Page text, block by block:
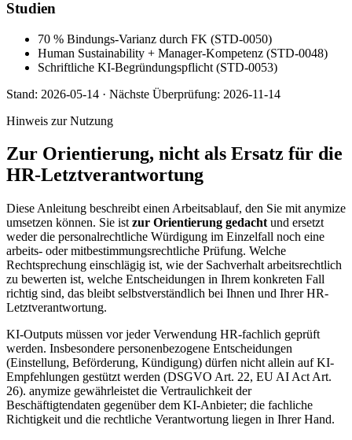
Studien
70 % Bindungs-Varianz durch FK (STD-0050)
Human Sustainability + Manager-Kompetenz (STD-0048)
Schriftliche KI-Begründungspflicht (STD-0053)
Stand: 2026-05-14 · Nächste Überprüfung: 2026-11-14
Hinweis zur Nutzung
Zur Orientierung, nicht als Ersatz für die
HR-Letztverantwortung
Diese Anleitung beschreibt einen Arbeitsablauf, den Sie mit anymize
umsetzen können. Sie ist zur Orientierung gedacht und ersetzt
weder die personalrechtliche Würdigung im Einzelfall noch eine
arbeits- oder mitbestimmungsrechtliche Prüfung. Welche
Rechtsprechung einschlägig ist, wie der Sachverhalt arbeitsrechtlich
zu bewerten ist, welche Entscheidungen in Ihrem konkreten Fall
richtig sind, das bleibt selbstverständlich bei Ihnen und Ihrer HR-
Letztverantwortung.
KI-Outputs müssen vor jeder Verwendung HR-fachlich geprüft
werden. Insbesondere personenbezogene Entscheidungen
(Einstellung, Beförderung, Kündigung) dürfen nicht allein auf KI-
Empfehlungen gestützt werden (DSGVO Art. 22, EU AI Act Art.
26). anymize gewährleistet die Vertraulichkeit der
Beschäftigtendaten gegenüber dem KI-Anbieter; die fachliche
Richtigkeit und die rechtliche Verantwortung liegen in Ihrer Hand.